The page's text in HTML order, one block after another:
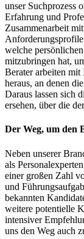
unser Suchprozess
Erfahrung und
Zusammenarbeit
welche
mitzubringen hat,
Berater arbeiten
heraus, an denen
Daraus lassen sich
ersehen, über die
Der Weg, um den
Neben unserer
als
einer großen Zahl
und
bekannten
weitere potentielle
intensiver
uns den Weg auch